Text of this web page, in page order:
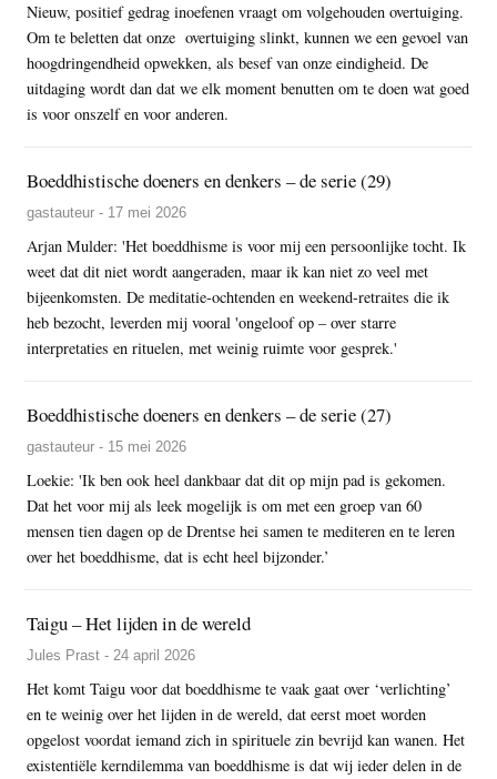
Nieuw, positief gedrag inoefenen vraagt om volgehouden overtuiging.
Om te beletten dat onze overtuiging slinkt, kunnen we een gevoel van
hoogdringendheid opwekken, als besef van onze eindigheid. De
uitdaging wordt dan dat we elk moment benutten om te doen wat goed
is voor onszelf en voor anderen.
Boeddhistische doeners en denkers – de serie (29)
gastauteur - 17 mei 2026
Arjan Mulder: 'Het boeddhisme is voor mij een persoonlijke tocht. Ik
weet dat dit niet wordt aangeraden, maar ik kan niet zo veel met
bijeenkomsten. De meditatie-ochtenden en weekend-retraites die ik
heb bezocht, leverden mij vooral 'ongeloof op – over starre
interpretaties en rituelen, met weinig ruimte voor gesprek.'
Boeddhistische doeners en denkers – de serie (27)
gastauteur - 15 mei 2026
Loekie: 'Ik ben ook heel dankbaar dat dit op mijn pad is gekomen.
Dat het voor mij als leek mogelijk is om met een groep van 60
mensen tien dagen op de Drentse hei samen te mediteren en te leren
over het boeddhisme, dat is echt heel bijzonder.’
Taigu – Het lijden in de wereld
Jules Prast - 24 april 2026
Het komt Taigu voor dat boeddhisme te vaak gaat over ‘verlichting’
en te weinig over het lijden in de wereld, dat eerst moet worden
opgelost voordat iemand zich in spirituele zin bevrijd kan wanen. Het
existentiële kerndilemma van boeddhisme is dat wij ieder delen in de